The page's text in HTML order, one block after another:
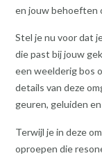
en jouw behoeften
Stel je nu voor dat
die past bij jouw
een weelderig bos
details van deze
geuren, geluiden
Terwijl je in deze
oproepen die